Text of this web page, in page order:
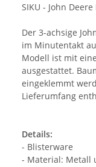
SIKU - John
Der 3-achsige
im Minutentakt
Modell ist mit
ausgestattet.
eingeklemmt
Lieferumfang
Details:
- Blisterware
- Material: Metall